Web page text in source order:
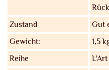
Zustand
Gut
Gewicht:
1,5
Reihe
L'Art